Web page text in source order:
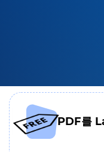
PDF를